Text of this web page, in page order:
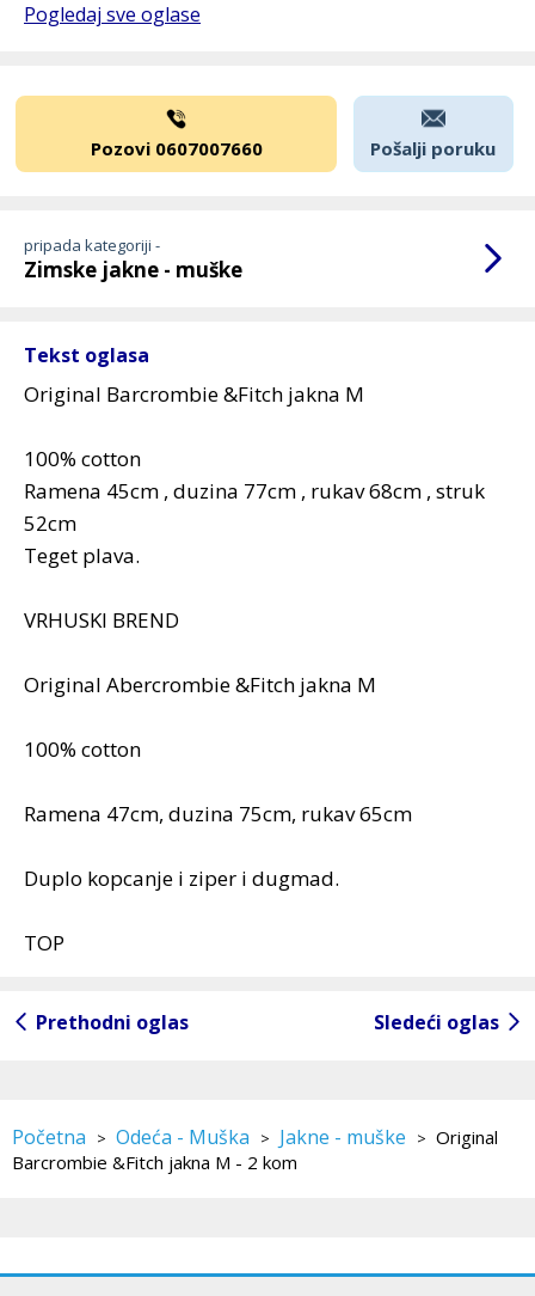
Pogledaj sve oglase
Pozovi 0607007660 Pošalji poruku
pripada kategoriji -
Zimske jakne - muške
Tekst oglasa
Original Barcrombie &Fitch jakna M
100% cotton
Ramena 45cm , duzina 77cm , rukav 68cm , struk
52cm
Teget plava.
VRHUSKI BREND
Original Abercrombie &Fitch jakna M
100% cotton
Ramena 47cm, duzina 75cm, rukav 65cm
Duplo kopcanje i ziper i dugmad.
TOP
Prethodni oglas Sledeći oglas
Početna > Odeća - Muška > Jakne - muške > Original
Barcrombie &Fitch jakna M - 2 kom